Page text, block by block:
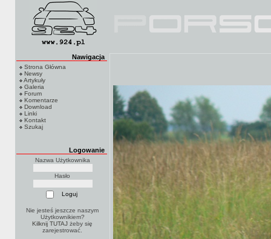
Nawigacja
Strona Główna
Newsy
Artykuły
Galeria
Forum
Komentarze
Download
Linki
Kontakt
Szukaj
Logowanie
Nazwa Użytkownika
Hasło
Nie jesteś jeszcze naszym
Użytkownikiem?
Kilknij TUTAJ żeby się
zarejestrować.